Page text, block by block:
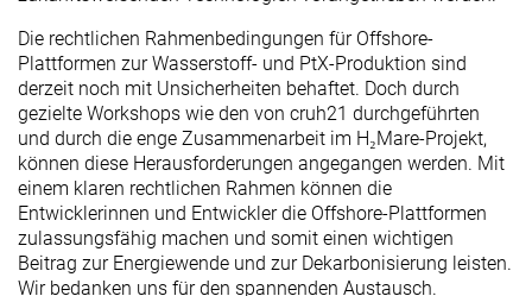
Die rechtlichen Rahmenbedingungen für Offshore-
Plattformen zur Wasserstoff- und PtX-Produktion sind
derzeit noch mit Unsicherheiten behaftet. Doch durch
gezielte Workshops wie den von cruh21 durchgeführten
und durch die enge Zusammenarbeit im H₂Mare-Projekt,
können diese Herausforderungen angegangen werden. Mit
einem klaren rechtlichen Rahmen können die
Entwicklerinnen und Entwickler die Offshore-Plattformen
zulassungsfähig machen und somit einen wichtigen
Beitrag zur Energiewende und zur Dekarbonisierung leisten.
Wir bedanken uns für den spannenden Austausch.